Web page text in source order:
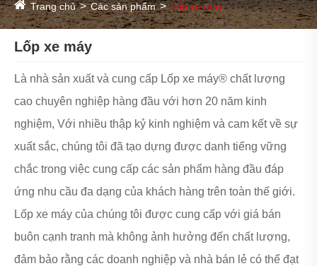
Trang chủ Các sản phẩm Lốp xe máy
Lốp xe máy
Là nhà sản xuất và cung cấp Lốp xe máy® chất lượng
cao chuyên nghiệp hàng đầu với hơn 20 năm kinh
nghiệm, Với nhiều thập kỷ kinh nghiệm và cam kết về sự
xuất sắc, chúng tôi đã tạo dựng được danh tiếng vững
chắc trong việc cung cấp các sản phẩm hàng đầu đáp
ứng nhu cầu đa dạng của khách hàng trên toàn thế giới.
Lốp xe máy của chúng tôi được cung cấp với giá bán
buôn cạnh tranh mà không ảnh hưởng đến chất lượng,
đảm bảo rằng các doanh nghiệp và nhà bán lẻ có thể đạt